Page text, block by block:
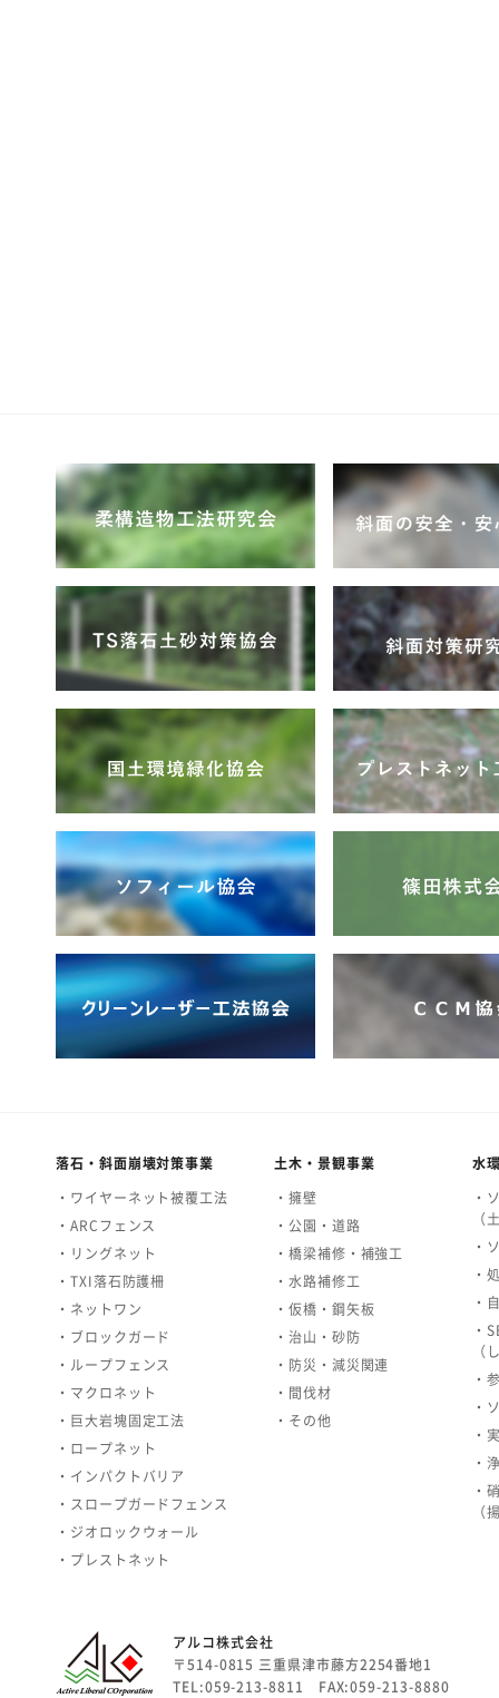
落石・斜面崩壊対策事業
・ワイヤーネット被覆工法
・ARCフェンス
・リングネット
・TXI落石防護柵
・ネットワン
・ブロックガード
・ループフェンス
・マクロネット
・巨大岩塊固定工法
・ロープネット
・インパクトバリア
・スロープガードフェンス
・ジオロックウォール
・プレストネット
土木・景観事業
・擁壁
・公園・道路
・橋梁補修・補強工
・水路補修工
・仮橋・鋼矢板
・治山・砂防
・防災・減災関連
・間伐材
・その他
水
・
（
・
・
・
・
（
・
・
・
・
・
（
アルコ株式会社
〒514-0815 三重県津市藤方2254番地1
TEL:059-213-8811 FAX:059-213-8880